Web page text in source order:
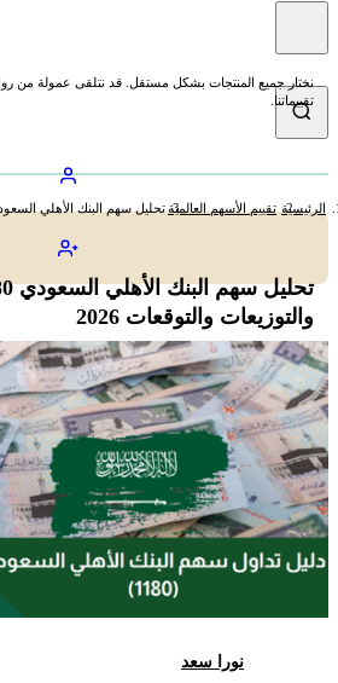
نختار جميع المنتجات بشكل مستقل. قد نتلقى عمولة من
تقييماتنا.
الرئيسية تقييم الأسهم العالميةتحليل سهم البنك الأهلي السعودي 1180: النتائج
والتوزيعات والتوقعات 2026
نورا سعد